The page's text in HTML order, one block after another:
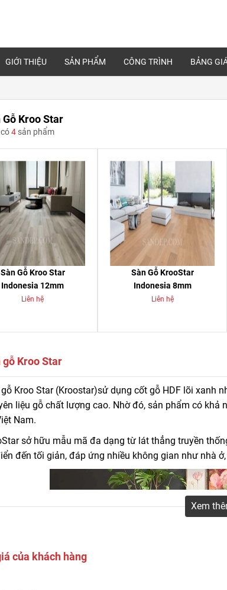
GIỚI THIỆU SẢN PHẨM CÔNG TRÌNH BẢNG
Gỗ Kroo Star
4sản phẩm
Sàn Gỗ Kroo Star
Indonesia 12mm
Liên hệ
Sàn Gỗ KrooStar
Indonesia 8mm
Liên hệ
gỗ Kroo Star
gỗ Kroo Star (Kroostar) sử dụng cốt gỗ HDF lõi xanh cao
LH: 0916.422.522
Kroo Star (Kroostar)sử dụng cốt gỗ HDF lõi xanh
liệu gỗ chất lượng cao. Nhờ đó, sản phẩm có
Nam.
sở hữu mẫu mã đa dạng từ lát thẳng truyền
đến tối giản, đáp ứng nhiều không gian như nhà
Xem
của khách hàng